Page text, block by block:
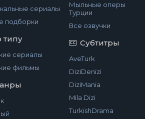
сериалы
подборки
типу
сериалы
фильмы
Мыльные оперы
Турции
Все озвучки
Субтитры
AveTurk
DiziDenizi
DiziMania
Mila Dizi
TurkishDrama